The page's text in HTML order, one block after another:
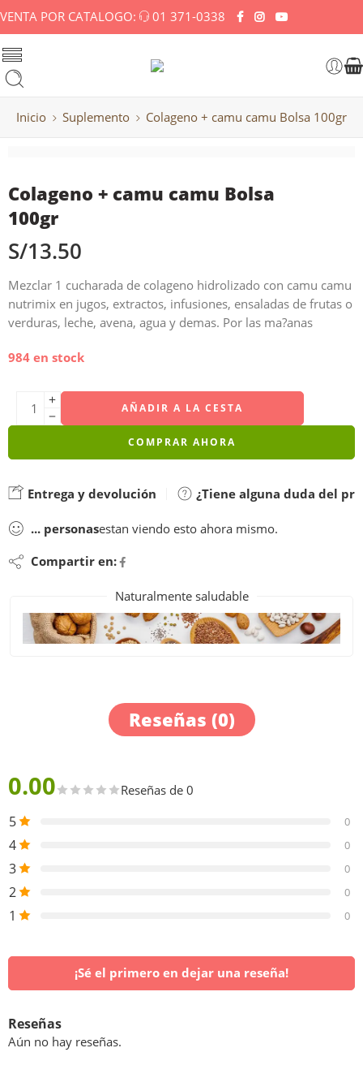
VENTA POR CATALOGO: 01 371-0338
Inicio Suplemento Colageno + camu camu Bolsa 100gr
Colageno + camu camu Bolsa
100gr
S/13.50
Mezclar 1 cucharada de colageno hidrolizado con camu camu
nutrimix en jugos, extractos, infusiones, ensaladas de frutas o
verduras, leche, avena, agua y demas. Por las ma?anas
984 en stock
AÑADIR A LA CESTA
COMPRAR AHORA
Entrega y devolución ¿Tiene alguna duda del
... personasestan viendo esto ahora mismo.
Compartir en:
Naturalmente saludable
Reseñas (0)
0.00 Reseñas de 0
5 0
4 0
3 0
2 0
1 0
¡Sé el primero en dejar una reseña!
Reseñas
Aún no hay reseñas.